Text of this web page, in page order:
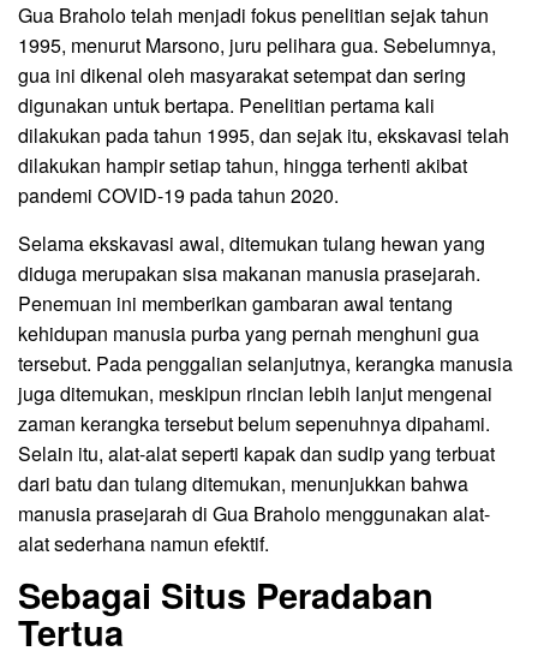
Gua Braholo telah menjadi fokus penelitian sejak tahun
1995, menurut Marsono, juru pelihara gua. Sebelumnya,
gua ini dikenal oleh masyarakat setempat dan sering
digunakan untuk bertapa. Penelitian pertama kali
dilakukan pada tahun 1995, dan sejak itu, ekskavasi telah
dilakukan hampir setiap tahun, hingga terhenti akibat
pandemi COVID-19 pada tahun 2020.
Selama ekskavasi awal, ditemukan tulang hewan yang
diduga merupakan sisa makanan manusia prasejarah.
Penemuan ini memberikan gambaran awal tentang
kehidupan manusia purba yang pernah menghuni gua
tersebut. Pada penggalian selanjutnya, kerangka manusia
juga ditemukan, meskipun rincian lebih lanjut mengenai
zaman kerangka tersebut belum sepenuhnya dipahami.
Selain itu, alat-alat seperti kapak dan sudip yang terbuat
dari batu dan tulang ditemukan, menunjukkan bahwa
manusia prasejarah di Gua Braholo menggunakan alat-
alat sederhana namun efektif.
Sebagai Situs Peradaban
Tertua